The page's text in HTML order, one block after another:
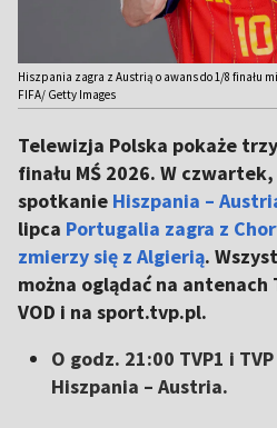
Hiszpania zagra z Austrią o awans do 1/8 finału
FIFA/ Getty Images
Telewizja Polska pokaże
finału MŚ 2026. W
spotkanie Hiszpania –
lipca Portugalia zagra z
zmierzy się z Algierią.
można oglądać na antenach
VOD i na sport.tvp.pl.
O godz. 21:00 TVP1 i
Hiszpania – Austria.